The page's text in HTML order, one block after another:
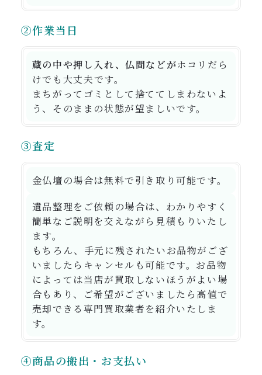
②作業当日
蔵の中や押し入れ、仏間などがホコリだら
けでも大丈夫です。
まちがってゴミとして捨ててしまわないよ
う、そのままの状態が望ましいです。
③査定
金仏壇の場合は無料で引き取り可能です。
遺品整理をご依頼の場合は、わかりやすく
簡単なご説明を交えながら見積もりいたし
ます。
もちろん、手元に残されたいお品物がござ
いましたらキャンセルも可能です。お品物
によっては当店が買取しないほうがよい場
合もあり、ご希望がございましたら高値で
売却できる専門買取業者を紹介いたしま
す。
④商品の搬出・お支払い